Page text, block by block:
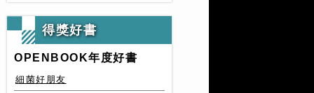
得獎好書
OPENBOOK年度好書
細菌好朋友